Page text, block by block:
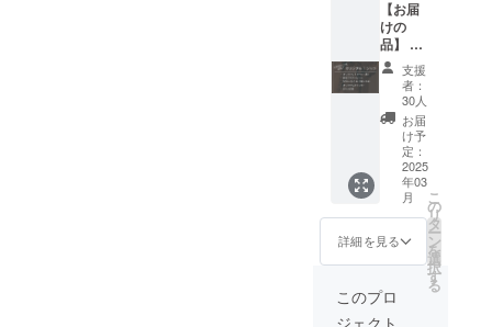
ており
ます。
ていま
す。 ※
原材料
及び添
加物等
の食品
表示は
お届け
商品の
ラベル
に表記
されま
品開封
前には
届けの
リター
前後す
る可能
性がご
ざいま
す。
※20歳未
満の方
はご購
入いた
だけま
せん。
※未成年
酒は法
律で禁
ていま
です。
※原材料
及び添
加物等
の食品
表示は
お届け
商品の
ラベル
に表記
されま
す。 商
品開封
前には
リター
(5cm×5
cm) ●お
礼の手
紙 ※グ
ラスデ
ザイン
はイ
メージ
です。
※グラス
の容量
は約
380ml
です。
加物等
の食品
【お届
けの
品】 ●
オリジ
ナルT
シャ
ツ・黒
（オー
ガニッ
クコッ
トン）
＜サイ
ズM・
L・LLか
らお選
びいた
だけま
す＞ ●
支援
者：
30人
お届
け予
定：
2025
年03
月
詳細を見る
こ
の
リ
タ
ー
ン
を
選
択
す
る
このプロ
ジェクト